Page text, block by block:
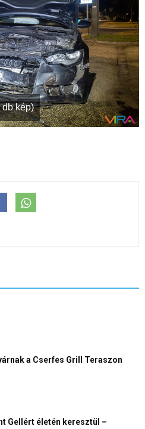
db kép)
a Cserfes Grill Teraszon
Gellért életén keresztül –